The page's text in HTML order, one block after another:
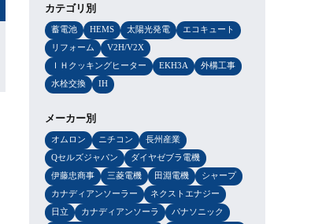
カテゴリ別
蓄電池 HEMS 太陽光発電
エコキュート
リフォーム
V2H/V2X
ＩＨクッキングヒーター
EKH3A
外構工事
水栓交換
IH
メーカー別
オムロン ニチコン
長州産業
Qセルズジャパン
ダイヤゼブラ電機
伊藤忠商事
三菱電機 田淵電機
シャープ
カナディアンソーラー
ネクストエナジー
日立
カナディアンソーラ
パナソニック